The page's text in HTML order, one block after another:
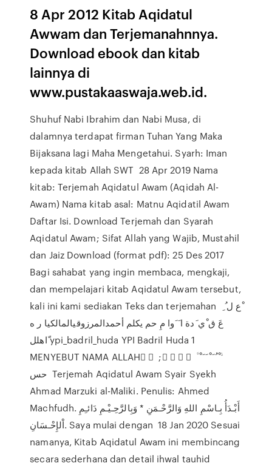
8 Apr 2012 Kitab Aqidatul
Awwam dan Terjemanahnnya.
Download ebook dan kitab
lainnya di
www.pustakaaswaja.web.id.
Shuhuf Nabi Ibrahim dan Nabi Musa, di
dalamnya terdapat firman Tuhan Yang Maka
Bijaksana lagi Maha Mengetahui. Syarh: Iman
kepada kitab Allah SWT 28 Apr 2019 Nama
kitab: Terjemah Aqidatul Awam (Aqidah Al-
Awam) Nama kitab asal: Matnu Aqidatil Awam
Daftar Isi. Download Terjemah dan Syarah
Aqidatul Awam; Sifat Allah yang Wajib, Mustahil
dan Jaiz Download (format pdf): 25 Des 2017
Bagi sahabat yang ingin membaca, mengkaji,
dan mempelajari kitab Aqidatul Awam tersebut,
kali ini kami sediakan Teks dan terjemahan ‫ْع‬ ‫ل‬ ‫ُ‬ ‫ِ‬
‫عَ ق ْي َدة ا َ َوا مِ‬ ‫حم‬ ‫ي‬‫ك‬‫لم‬ ‫أحمدالمرزوقيالمالكيا ر ه
ّاهلل‬ ‫‪ypi_badril_huda‬‬ ‫‪YPI Badril Huda‬‬ ‫‪1‬‬
MENYEBUT NAMA ALLAH ْ ْ ; َ َ ْ َ ‫ﱣ‬ ْ ُ َ ْ َ َ ْ ‫ﱠ‬
‫حس‬ Terjemah Aqidatul Awam Syair Syekh
Ahmad Marzuki al-Maliki. Penulis: Ahmed
Machfudh. أَبْـدَأُ بِـاسْمِ اللهِ وَالرَّحْـمَنِ * وَبِالرَّحِـيْـمِ دَائـِمِ
اْلإِحْـسَانِ. Saya mulai dengan 18 Jan 2020 Sesuai
namanya, Kitab Aqidatul Awam ini membincang
secara sederhana dan detail ihwal tauhid